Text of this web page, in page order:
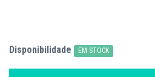
Disponibilidade EM STOCK